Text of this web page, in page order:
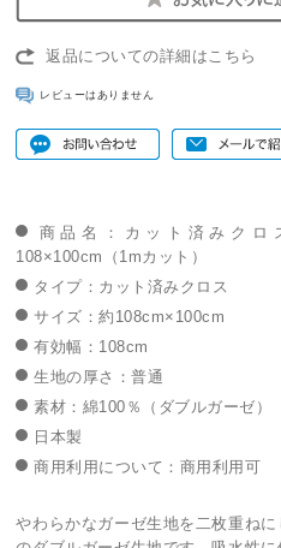
返品についての詳細はこちら
レビューはありません
商品名：カット済みク
108×100cm（1mカット）
タイプ：カット済みクロス
サイズ：約108cm×100cm
有効幅：108cm
生地の厚さ：普通
素材：綿100％（ダブルガーゼ）
日本製
商用利用について：商用利用可
やわらかなガーゼ生地を二枚重ね